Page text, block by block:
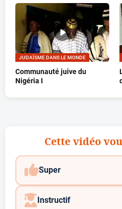
JUDAÏSME DANS LE MONDE
Communauté juive du
Nigéria I
Cette vidéo
Super
Instructif